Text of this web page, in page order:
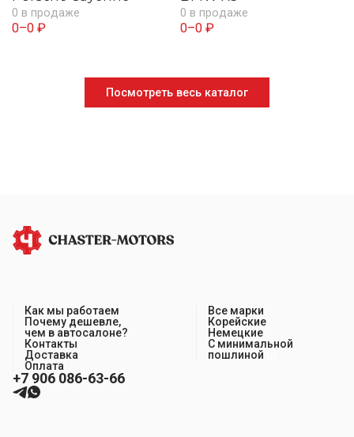
0 в продаже
0–0 ₽
0 в продаже
0–0 ₽
Посмотреть весь каталог
Как мы работаем
Почему дешевле,
чем в автосалоне?
Контакты
Доставка
Оплата
Все марки
Корейские
Немецкие
С минимальной
пошлиной
+7 906 086-63-66